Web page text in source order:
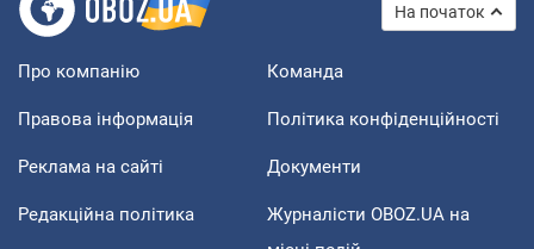
На початок
Про компанію Команда
Правова інформація Політика конфіденційності
Реклама на сайті Документи
Редакційна політика
Журналісти OBOZ.UA на